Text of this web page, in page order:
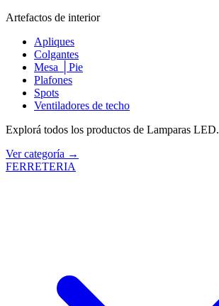
Artefactos de interior
Apliques
Colgantes
Mesa │Pie
Plafones
Spots
Ventiladores de techo
Explorá todos los productos de Lamparas LED.
Ver categoría →
FERRETERIA